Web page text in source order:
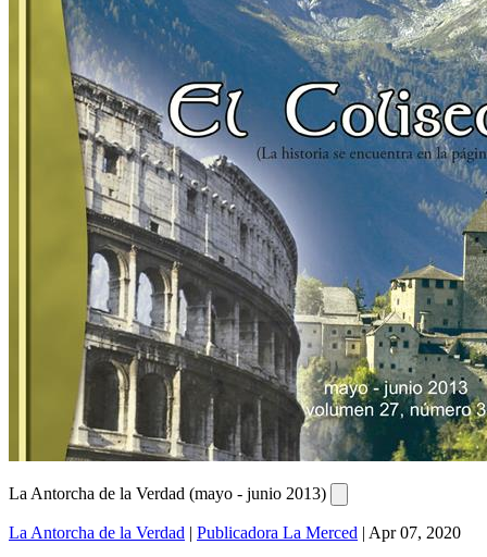
La Antorcha de la Verdad (mayo - junio 2013)
La Antorcha de la Verdad | Publicadora La Merced | Apr 07, 2020